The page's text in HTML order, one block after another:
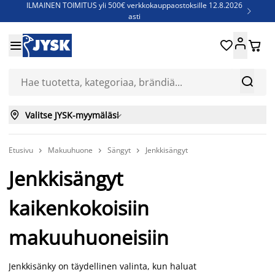
ILMAINEN TOIMITUS yli 500€ verkkokauppaostoksille 12.8.2026
asti

Jenkkisänkyjä - Säästä jopa 60%


 
 Valitse JYSK-myymäläsi
Etusivu  Makuuhuone  Sängyt  Jenkkisängyt
Jenkkisängyt
kaikenkokoisiin
makuuhuoneisiin
Jenkkisänky on täydellinen valinta, kun haluat